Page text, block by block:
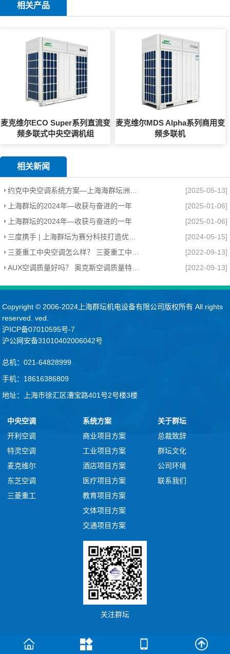
相关产品
麦克维尔ECO Super系列直流变
频多联式中央空调机组
麦克维尔MDS Alpha系列商用变
频多联机
相关新闻
约克中央空调系统方案—上海海群坛洲泰轻工机械制造有限公司厂房项目
[2025-05-13]
上海群坛的2024年—收获与奋进的一年
[2025-01-06]
上海群坛的2024年—收获与奋进的一年
[2025-01-06]
三度携手 | 上海群坛为赛分科技打造优质办公环境
[2024-05-15]
三菱重工中央空调怎么样？ 三菱重工中央空调的特点
[2022-09-13]
AUX空调质量好吗？ 奥克斯空调质量特点介绍
[2022-09-13]
Copyright © 2006-2024上海群坛机电设备有限公司版权所有 All rights
reserved. ved.
沪ICP备07010595号-7
沪公网安备31010402006042号
总机：021-64828999
手机：18616386809
地址：上海市徐汇区漕宝路401号2号楼3楼
中央空调
开利空调
特灵空调
麦克维尔
东芝空调
三菱重工
系统方案
商业项目方案
工业项目方案
酒店项目方案
医疗项目方案
教育项目方案
文体项目方案
交通项目方案
关于群坛
总裁致辞
群坛文化
公司环境
联系我们
关注群坛